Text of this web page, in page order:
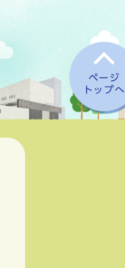
ページ
トップへ